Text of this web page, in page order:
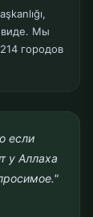
виде. Мы
городов
если
у Аллаха